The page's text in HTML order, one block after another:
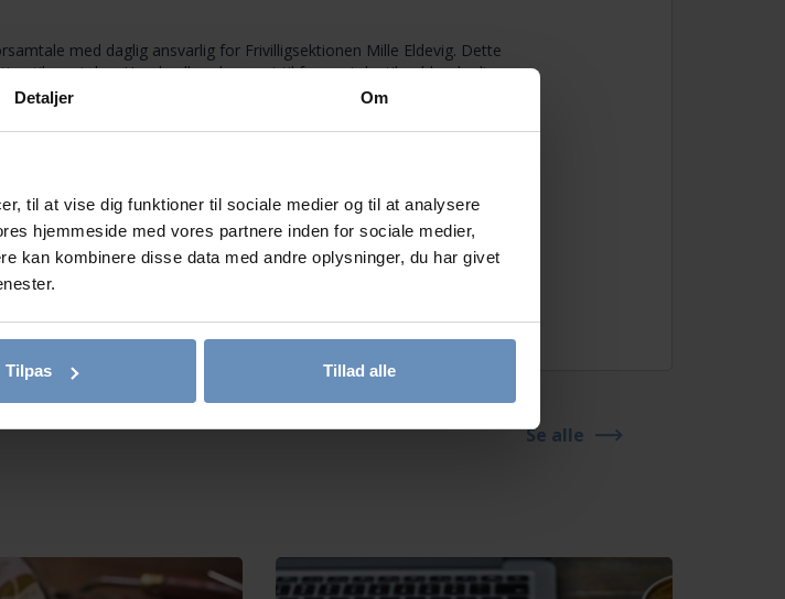
Detaljer Om
til at vise dig funktioner til sociale medier og til at analysere
hjemmeside med vores partnere inden for sociale medier,
kan kombinere disse data med andre oplysninger, du har givet
Tilpas Tillad alle
med daglig ansvarlig for Frivilligsektionen Mille Eldevig. Dette
til samtalen. Har du allerede været til forsamtale, tilmelder du dig
og ligeværdige relationer, og hvor du ikke er alene om at have
drevet af frivillige med særlig viden om senfølger. Du kan deltage i
hvor der ikke kræves noget af dig.
Se alle